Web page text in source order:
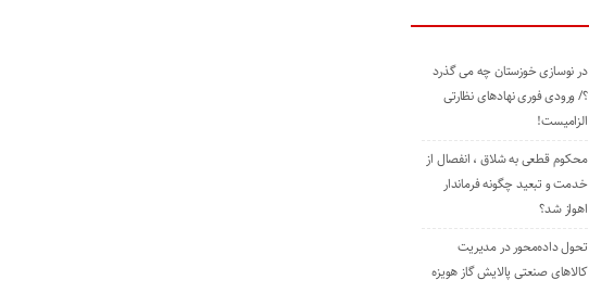
در نوسازی خوزستان چه می گذرد
؟/ ورودی فوری نهادهای نظارتی
الزامیست!
محکوم قطعی به شلاق ، انفصال از
خدمت و تبعید چگونه فرماندار
اهواز شد؟
تحول داده‌محور در مدیریت
کالاهای صنعتی پالایش گاز هویزه